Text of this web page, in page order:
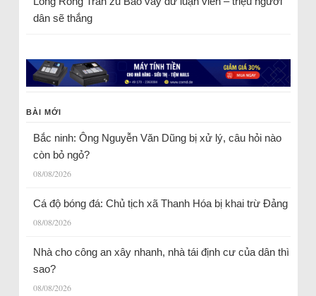
dân sẽ thắng
BÀI MỚI
Bắc ninh: Ông Nguyễn Văn Dũng bị xử lý, câu hỏi nào
còn bỏ ngỏ?
08/08/2026
Cá độ bóng đá: Chủ tịch xã Thanh Hóa bị khai trừ Đảng
08/08/2026
Nhà cho công an xây nhanh, nhà tái định cư của dân thì
sao?
08/08/2026